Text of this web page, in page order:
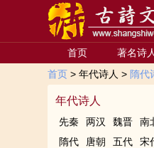
首页 著名诗人
首页 > 年代诗人 > 隋代
年代诗人
先秦 两汉 魏晋
南
隋代
唐朝 五代
宋